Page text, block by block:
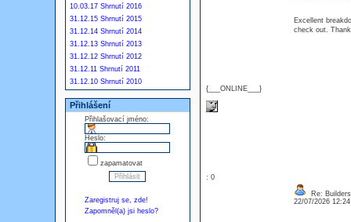
10.03.17 Shrnutí 2016
31.12.15 Shrnutí 2015
31.12.14 Shrnutí 2014
31.12.13 Shrnutí 2013
31.12.12 Shrnutí 2012
31.12.11 Shrnutí 2011
31.12.10 Shrnutí 2010
Přihlášení
Přihlašovací jméno:
Heslo:
zapamatovat
Zaregistruj se, zde!
Zapomněl(a) jsi heslo?
{___ONLINE___}
Excellent
check out.
: 0
Re:
22/07/2026